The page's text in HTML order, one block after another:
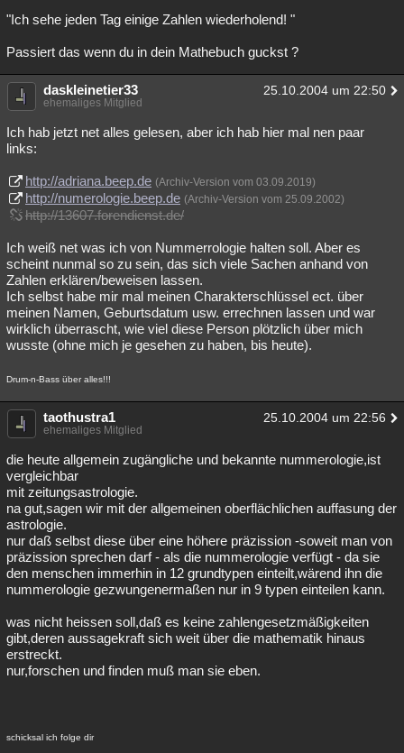
"Ich sehe jeden Tag einige Zahlen wiederholend! "
Passiert das wenn du in dein Mathebuch guckst ?
daskleinetier33 25.10.2004 um 22:50
ehemaliges Mitglied
Ich hab jetzt net alles gelesen, aber ich hab hier mal nen paar
links:
http://adriana.beep.de (Archiv-Version vom 03.09.2019)
http://numerologie.beep.de (Archiv-Version vom 25.09.2002)
http://13607.forendienst.de/
Ich weiß net was ich von Nummerrologie halten soll. Aber es
scheint nunmal so zu sein, das sich viele Sachen anhand von
Zahlen erklären/beweisen lassen.
Ich selbst habe mir mal meinen Charakterschlüssel ect. über
meinen Namen, Geburtsdatum usw. errechnen lassen und war
wirklich überrascht, wie viel diese Person plötzlich über mich
wusste (ohne mich je gesehen zu haben, bis heute).
Drum-n-Bass über alles!!!
taothustra1 25.10.2004 um 22:56
ehemaliges Mitglied
die heute allgemein zugängliche und bekannte nummerologie,ist
vergleichbar
mit zeitungsastrologie.
na gut,sagen wir mit der allgemeinen oberflächlichen auffasung der
astrologie.
nur daß selbst diese über eine höhere präzission -soweit man von
präzission sprechen darf - als die nummerologie verfügt - da sie
den menschen immerhin in 12 grundtypen einteilt,wärend ihn die
nummerologie gezwungenermaßen nur in 9 typen einteilen kann.
was nicht heissen soll,daß es keine zahlengesetzmäßigkeiten
gibt,deren aussagekraft sich weit über die mathematik hinaus
erstreckt.
nur,forschen und finden muß man sie eben.
schicksal ich folge dir